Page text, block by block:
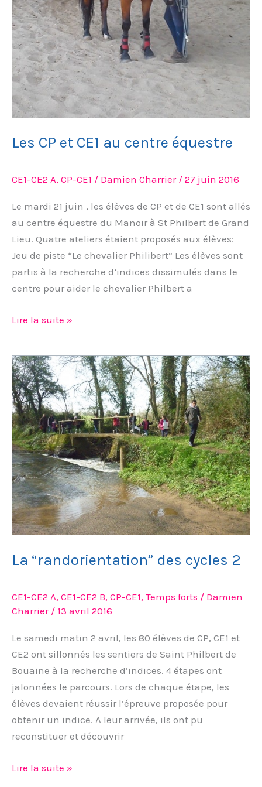
Les CP et CE1 au centre équestre
CE1-CE2 A, CP-CE1 / Damien Charrier / 27 juin 2016
Le mardi 21 juin , les élèves de CP et de CE1 sont allés
au centre équestre du Manoir à St Philbert de Grand
Lieu. Quatre ateliers étaient proposés aux élèves:
Jeu de piste “Le chevalier Philibert” Les élèves sont
partis à la recherche d’indices dissimulés dans le
centre pour aider le chevalier Philbert a
Lire la suite »
La “randorientation” des cycles 2
CE1-CE2 A, CE1-CE2 B, CP-CE1, Temps forts / Damien
Charrier / 13 avril 2016
Le samedi matin 2 avril, les 80 élèves de CP, CE1 et
CE2 ont sillonnés les sentiers de Saint Philbert de
Bouaine à la recherche d’indices. 4 étapes ont
jalonnées le parcours. Lors de chaque étape, les
élèves devaient réussir l’épreuve proposée pour
obtenir un indice. A leur arrivée, ils ont pu
reconstituer et découvrir
La
“randorientation”
des
cycles
2
Lire la suite »